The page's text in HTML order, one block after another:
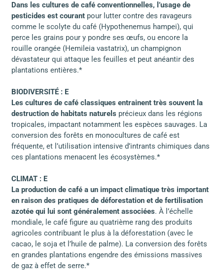
Dans les cultures de café conventionnelles, l’usage de
pesticides est courantpour lutter contre des ravageurs
comme le scolyte du café (Hypothenemus hampei), qui
perce les grains pour y pondre ses œufs, ou encore la
rouille orangée (Hemileia vastatrix), un champignon
dévastateur qui attaque les feuilles et peut anéantir des
plantations entières.*
BIODIVERSITÉ : E
Les cultures de café classiques entrainent très souvent la
destruction de habitats naturels précieux dans les régions
tropicales, impactant notamment les espèces sauvages. La
conversion des forêts en monocultures de café est
fréquente, et l’utilisation intensive d’intrants chimiques dans
ces plantations menacent les écosystèmes.*
CLIMAT : E
La production de café a un impact climatique très important
en raison des pratiques de déforestation et de fertilisation
azotée qui lui sont généralement associées. À l’échelle
mondiale, le café figure au quatrième rang des produits
agricoles contribuant le plus à la déforestation (avec le
cacao, le soja et l’huile de palme). La conversion des forêts
en grandes plantations engendre des émissions massives
de gaz à effet de serre.*